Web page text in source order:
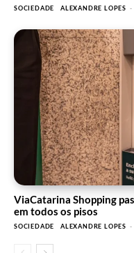
SOCIEDADE ALEXANDRE LOPES -
ViaCatarina Shopping
em todos os pisos
SOCIEDADE ALEXANDRE LOPES -